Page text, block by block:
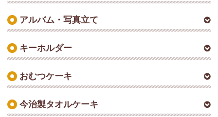
アルバム・写真立て
キーホルダー
おむつケーキ
今治製タオルケーキ